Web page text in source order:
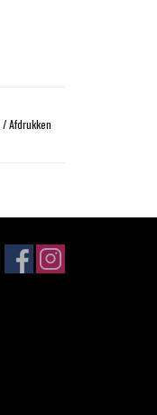
/Afdrukken